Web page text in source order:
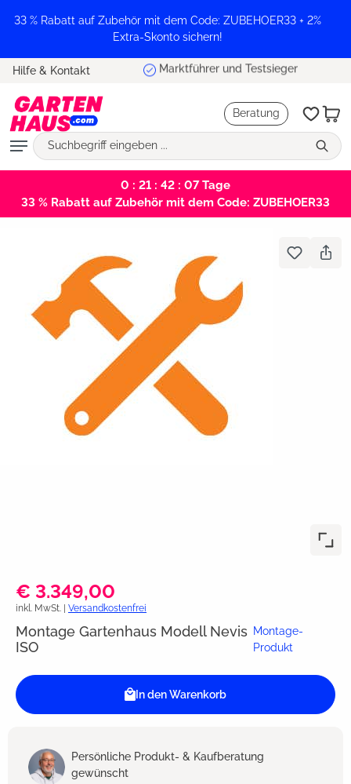
springen
33 % Rabatt auf Zubehör mit dem Code: ZUBEHOER33 + 2%
Extra-Skonto sichern!
Hilfe & Kontakt Marktführer und Testsieger
Beratung
0 : 21 : 42 : 07Tage
33 % Rabatt auf Zubehör mit dem Code: ZUBEHOER33
€ 3.349,00
inkl. MwSt. | Versandkostenfrei
Montage Gartenhaus Modell Nevis
ISO
Montage-
Produkt
In den Warenkorb
Persönliche Produkt- & Kaufberatung
gewünscht